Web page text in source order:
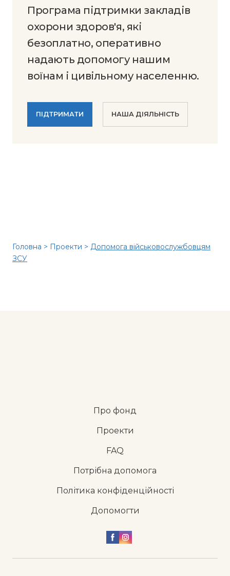
Програма підтримки закладів
охорони здоров'я, які
безоплатно, оперативно
надають допомогу нашим
воїнам і цивільному населенню.
ПІДТРИМАТИ НАША ДІЯЛЬНІСТЬ
Головна > Проекти > Допомога військовослужбовцям
ЗСУ
Про фонд
Проекти
FAQ
Потрібна допомога
Політика конфіденційності
Допомогти